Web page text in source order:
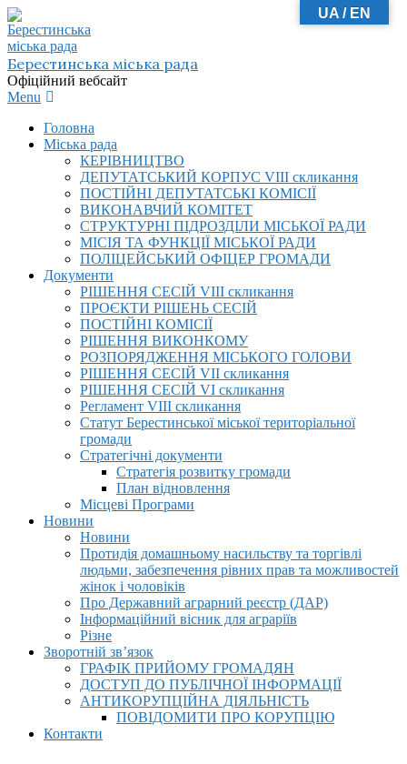
Skip
to
content
Берестинська міська рада
Офіційний вебсайт
Primary
Menu
Menu
Головна
Міська рада
КЕРІВНИЦТВО
ДЕПУТАТСЬКИЙ КОРПУС VIІI скликання
ПОСТІЙНІ ДЕПУТАТСЬКІ КОМІСІЇ
ВИКОНАВЧИЙ КОМІТЕТ
СТРУКТУРНІ ПІДРОЗДІЛИ МІСЬКОЇ РАДИ
МІСІЯ ТА ФУНКЦІЇ МІСЬКОЇ РАДИ
ПОЛІЦЕЙСЬКИЙ ОФІЦЕР ГРОМАДИ
Документи
РІШЕННЯ СЕСІЙ VIІI скликання
ПРОЄКТИ РІШЕНЬ СЕСІЙ
ПОСТІЙНІ КОМІСІЇ
РІШЕННЯ ВИКОНКОМУ
РОЗПОРЯДЖЕННЯ МІСЬКОГО ГОЛОВИ
РІШЕННЯ СЕСІЙ VII скликання
РІШЕННЯ СЕСІЙ VI скликання
Регламент VIІI скликання
Статут Берестинської міської територіальної
громади
Стратегічні документи
Стратегія розвитку громади
План відновлення
Місцеві Програми
Новини
Новини
Протидія домашньому насильству та торгівлі
людьми, забезпечення рівних прав та можливостей
жінок і чоловіків
Про Державний аграрний реєстр (ДАР)
Інформаційний вісник для аграріїв
Різне
Зворотній зв’язок
ГРАФІК ПРИЙОМУ ГРОМАДЯН
ДОСТУП ДО ПУБЛІЧНОЇ ІНФОРМАЦІЇ
АНТИКОРУПЦІЙНА ДІЯЛЬНІСТЬ
ПОВІДОМИТИ ПРО КОРУПЦІЮ
Контакти
UA / EN